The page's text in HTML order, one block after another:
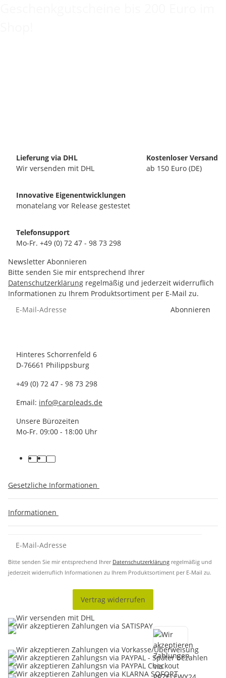
Lieferung via DHL
Wir versenden mit DHL
Kostenloser Versand
ab 150 Euro (DE)
Innovative Eigenentwicklungen
monatelang vor Release gestestet
Telefonsupport
Mo-Fr. +49 (0) 72 47 - 98 73 298
Newsletter Abonnieren
Bitte senden Sie mir entsprechend Ihrer
Datenschutzerklärung regelmäßig und jederzeit widerruflich
Informationen zu Ihrem Produktsortiment per E-Mail zu.
Abonnieren
Hinteres Schorrenfeld 6
D-76661 Philippsburg
+49 (0) 72 47 - 98 73 298
Email: info@carpleads.de
Unsere Bürozeiten
Mo-Fr. 09:00 - 18:00 Uhr
Gesetzliche Informationen
Informationen
Bitte senden Sie mir entsprechend Ihrer Datenschutzerklärung regelmäßig und
jederzeit widerruflich Informationen zu Ihrem Produktsortiment per E-Mail zu.
Vertrag widerrufen